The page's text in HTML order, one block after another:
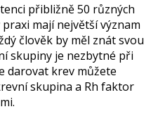
přibližně 50 různých
mají největší význam
člověk by měl znát svou
skupiny je nezbytné při
darovat krev můžete
skupina a Rh faktor